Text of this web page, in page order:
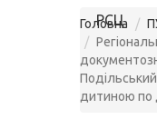
РСЦ
Головна
дитиною по